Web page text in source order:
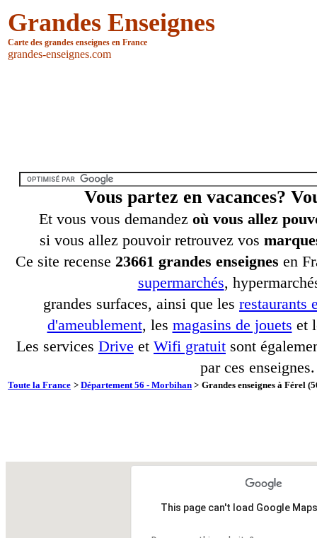
Grandes Enseignes
Carte des grandes enseignes en France
grandes-enseignes.com
Vous partez en vacances?
Et vous vous demandez où vous allez
si vous allez pouvoir retrouvez vos
Ce site recense 23661 grandes enseignes en
supermarchés,
grandes surfaces, ainsi que les restaurants
d'ameublement, les magasins de jouets et
Les services Drive et Wifi gratuit sont
par ces enseignes.
Toute la France > Département 56 - Morbihan > Grandes enseignes à Férel
This page can't load Google